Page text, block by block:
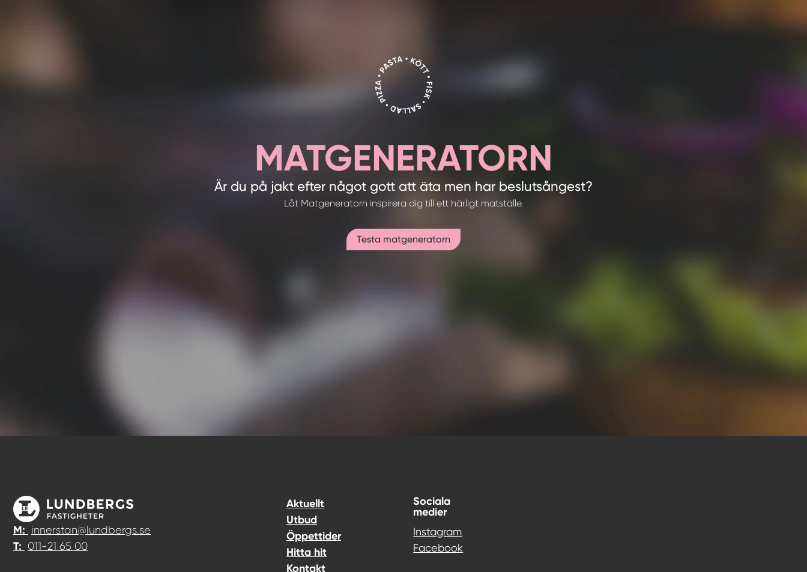
MATGENERATORN
Är du på jakt efter något gott att äta men har beslutsångest?
Låt Matgeneratorn inspirera dig till ett härligt matställe.
Testa matgeneratorn
M: innerstan@lundbergs.se
T: 011-21 65 00
Aktuellt
Utbud
Öppettider
Hitta hit
Kontakt
Sociala
medier
Instagram
Facebook